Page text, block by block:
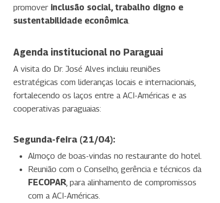
promover inclusão social, trabalho digno e
sustentabilidade econômica.
Agenda institucional no Paraguai
A visita do Dr. José Alves incluiu reuniões
estratégicas com lideranças locais e internacionais,
fortalecendo os laços entre a ACI-Américas e as
cooperativas paraguaias:
Segunda-feira (21/04):
Almoço de boas-vindas no restaurante do hotel.
Reunião com o Conselho, gerência e técnicos da
FECOPAR, para alinhamento de compromissos
com a ACI-Américas.